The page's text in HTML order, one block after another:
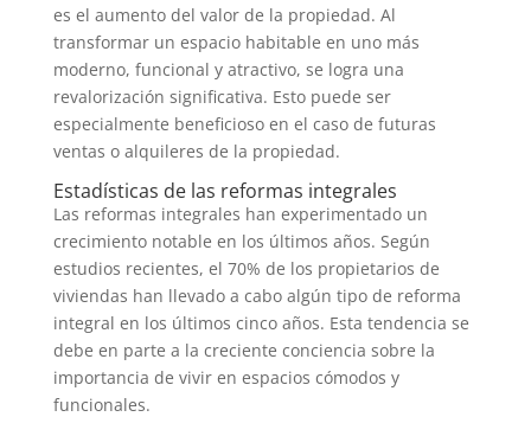
es el aumento del valor de la propiedad. Al
transformar un espacio habitable en uno más
moderno, funcional y atractivo, se logra una
revalorización significativa. Esto puede ser
especialmente beneficioso en el caso de futuras
ventas o alquileres de la propiedad.
Estadísticas de las reformas integrales
Las reformas integrales han experimentado un
crecimiento notable en los últimos años. Según
estudios recientes, el 70% de los propietarios de
viviendas han llevado a cabo algún tipo de reforma
integral en los últimos cinco años. Esta tendencia se
debe en parte a la creciente conciencia sobre la
importancia de vivir en espacios cómodos y
funcionales.